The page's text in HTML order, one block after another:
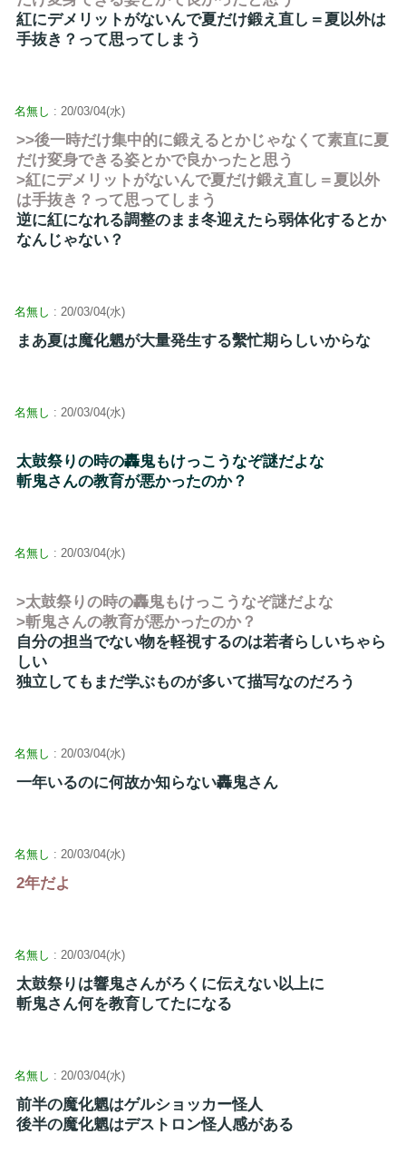
紅にデメリットがないんで夏だけ鍛え直し＝夏以外は
手抜き？って思ってしまう
名無し : 20/03/04(水)
>>後一時だけ集中的に鍛えるとかじゃなくて素直に夏
だけ変身できる姿とかで良かったと思う
>紅にデメリットがないんで夏だけ鍛え直し＝夏以外
は手抜き？って思ってしまう
逆に紅になれる調整のまま冬迎えたら弱体化するとか
なんじゃない？
名無し : 20/03/04(水)
まあ夏は魔化魍が大量発生する繫忙期らしいからな
名無し : 20/03/04(水)
太鼓祭りの時の轟鬼もけっこうなぞ謎だよな
斬鬼さんの教育が悪かったのか？
名無し : 20/03/04(水)
>太鼓祭りの時の轟鬼もけっこうなぞ謎だよな
>斬鬼さんの教育が悪かったのか？
自分の担当でない物を軽視するのは若者らしいちゃら
しい
独立してもまだ学ぶものが多いて描写なのだろう
名無し : 20/03/04(水)
一年いるのに何故か知らない轟鬼さん
名無し : 20/03/04(水)
2年だよ
名無し : 20/03/04(水)
太鼓祭りは響鬼さんがろくに伝えない以上に
斬鬼さん何を教育してたになる
名無し : 20/03/04(水)
前半の魔化魍はゲルショッカー怪人
後半の魔化魍はデストロン怪人感がある